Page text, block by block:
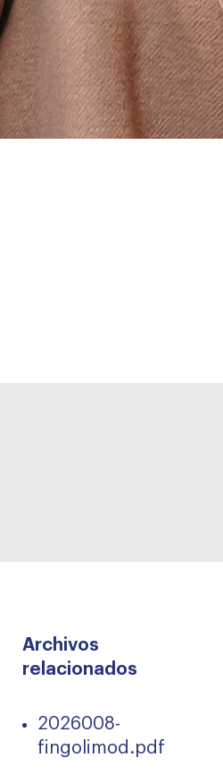
Archivos
relacionados
2026008-
fingolimod.pdf